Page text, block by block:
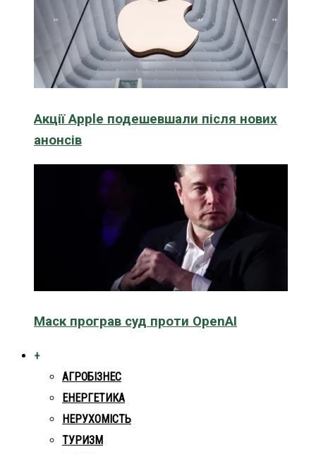
Акції Apple подешевшали після нових
анонсів
Маск програв суд проти OpenAI
+
АГРОБІЗНЕС
ЕНЕРГЕТИКА
НЕРУХОМІСТЬ
ТУРИЗМ